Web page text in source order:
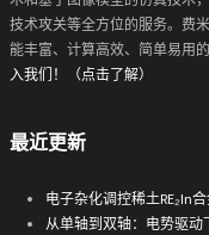
技术攻关等全方位的服务。费
能丰富、计算高效、简单易用
入我们！（点击了解）
最近更新
电子杂化调控稀土RE₂In
从单轴到双轴：电势驱动